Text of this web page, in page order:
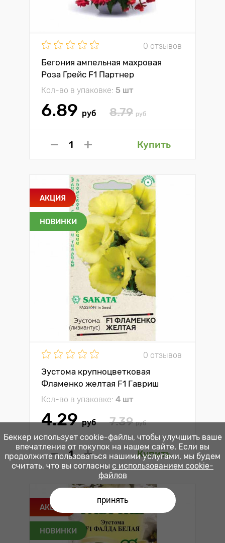
0 отзывов
Бегония ампельная махровая
Роза Грейс F1 Партнер
Кол-во в упаковке: 5 шт
6.89 руб 8.79 руб
Купить
АКЦИЯ
НОВИНКИ
0 отзывов
Эустома крупноцветковая
Фламенко желтая F1 Гавриш
Кол-во в упаковке: 4 шт
4.29 руб 7.39 руб
Купить
АКЦИЯ
НОВИНКИ
Беккер использует cookie-файлы, чтобы улучшить ваше
впечатление от покупок на нашем сайте. Если вы
продолжите пользоваться нашими услугами, мы будем
считать, что вы согласны с использованием cookie-
файлов
принять